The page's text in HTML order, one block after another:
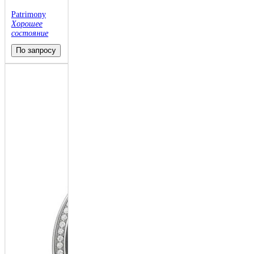
Patrimony
Хорошее
состояние
По запросу